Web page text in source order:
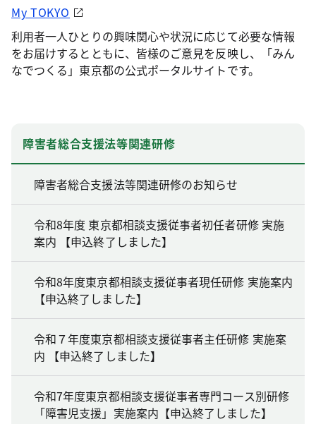
My TOKYO
利用者一人ひとりの興味関心や状況に応じて必要な情報
をお届けするとともに、皆様のご意見を反映し、「みん
なでつくる」東京都の公式ポータルサイトです。
障害者総合支援法等関連研修
障害者総合支援法等関連研修のお知らせ
令和8年度 東京都相談支援従事者初任者研修 実施
案内 【申込終了しました】
令和8年度東京都相談支援従事者現任研修 実施案内
【申込終了しました】
令和７年度東京都相談支援従事者主任研修 実施案
内 【申込終了しました】
令和7年度東京都相談支援従事者専門コース別研修
「障害児支援」実施案内【申込終了しました】